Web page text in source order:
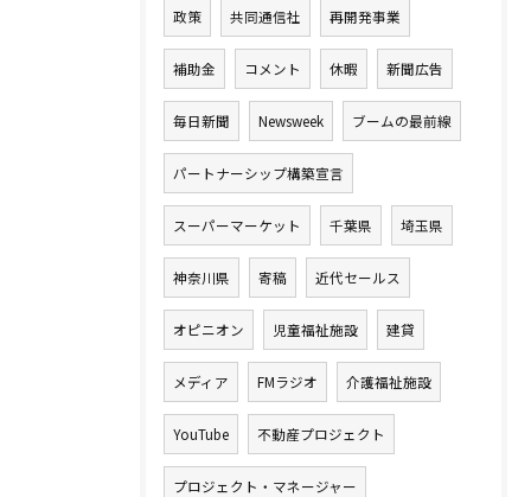
政策 共同通信社 再開発事業
補助金 コメント 休暇 新聞広告
毎日新聞 Newsweek ブームの最前線
パートナーシップ構築宣言
スーパーマーケット 千葉県 埼玉県
神奈川県 寄稿 近代セールス
オピニオン 児童福祉施設 建貸
メディア FMラジオ 介護福祉施設
YouTube 不動産プロジェクト
プロジェクト・マネージャー